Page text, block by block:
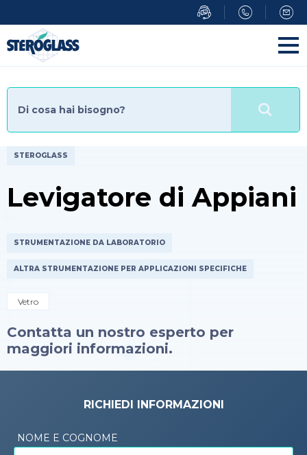
al
contenuto
principale
STEROGLASS
Levigatore di Appiani
STRUMENTAZIONE DA LABORATORIO
ALTRA STRUMENTAZIONE PER APPLICAZIONI SPECIFICHE
Vetro
Contatta un nostro esperto per
maggiori informazioni.
RICHIEDI INFORMAZIONI
NOME E COGNOME